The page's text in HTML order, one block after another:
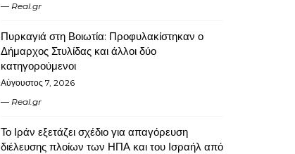
Real.gr
Πυρκαγιά στη Βοιωτία: Προφυλακίστηκαν ο
Δήμαρχος Στυλίδας και άλλοι δύο
κατηγορούμενοι
Αύγουστος 7, 2026
Real.gr
Το Ιράν εξετάζει σχέδιο για απαγόρευση
διέλευσης πλοίων των ΗΠΑ και του Ισραήλ από